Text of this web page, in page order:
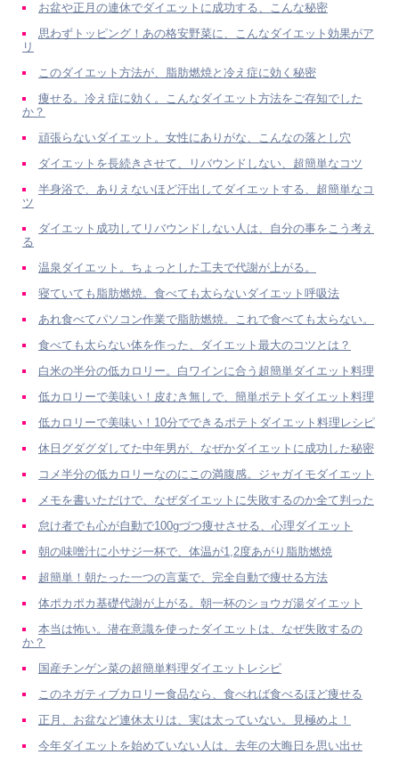
お盆や正月の連休でダイエットに成功する、こんな秘密
思わずトッピング！あの格安野菜に、こんなダイエット効果がア
リ
このダイエット方法が、脂肪燃焼と冷え症に効く秘密
痩せる。冷え症に効く。こんなダイエット方法をご存知でした
か？
頑張らないダイエット。女性にありがな、こんなの落とし穴
ダイエットを長続きさせて、リバウンドしない、超簡単なコツ
半身浴で、ありえないほど汗出してダイエットする、超簡単なコ
ツ
ダイエット成功してリバウンドしない人は、自分の事をこう考え
る
温泉ダイエット。ちょっとした工夫で代謝が上がる。
寝ていても脂肪燃焼。食べても太らないダイエット呼吸法
あれ食べてパソコン作業で脂肪燃焼。これで食べても太らない。
食べても太らない体を作った、ダイエット最大のコツとは？
白米の半分の低カロリー。白ワインに合う超簡単ダイエット料理
低カロリーで美味い！皮むき無しで、簡単ポテトダイエット料理
低カロリーで美味い！10分でできるポテトダイエット料理レシピ
休日グダグダしてた中年男が、なぜかダイエットに成功した秘密
コメ半分の低カロリーなのにこの満腹感。ジャガイモダイエット
メモを書いただけで、なぜダイエットに失敗するのか全て判った
怠け者でも心が自動で100gづつ痩せさせる、心理ダイエット
朝の味噌汁に小サジ一杯で、体温が1,2度あがり脂肪燃焼
超簡単！朝たった一つの言葉で、完全自動で痩せる方法
体ポカポカ基礎代謝が上がる。朝一杯のショウガ湯ダイエット
本当は怖い。潜在意識を使ったダイエットは、なぜ失敗するの
か？
国産チンゲン菜の超簡単料理ダイエットレシピ
このネガティブカロリー食品なら、食べれば食べるほど痩せる
正月、お盆など連休太りは、実は太っていない。見極めよ！
今年ダイエットを始めていない人は、去年の大晦日を思い出せ